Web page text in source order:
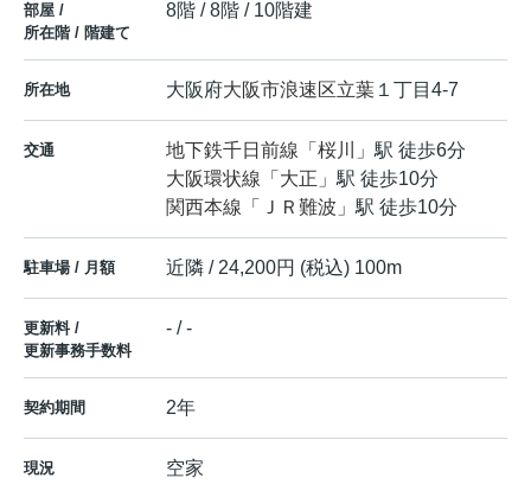
部屋 /
所在階 / 階建て
8階 / 8階 / 10階建
所在地 大阪府大阪市浪速区立葉 １丁目4-7
交通 地下鉄千日前線 「 桜川
」駅 徒歩6分
大阪環状線 「 大正 」駅 徒歩10分
関西本線 「 ＪＲ難波 」駅 徒歩10分
駐車場 / 月額 近隣 / 24,200円 (税込) 100m
更新料 /
更新事務手数料
- / -
契約期間 2年
現況 空家